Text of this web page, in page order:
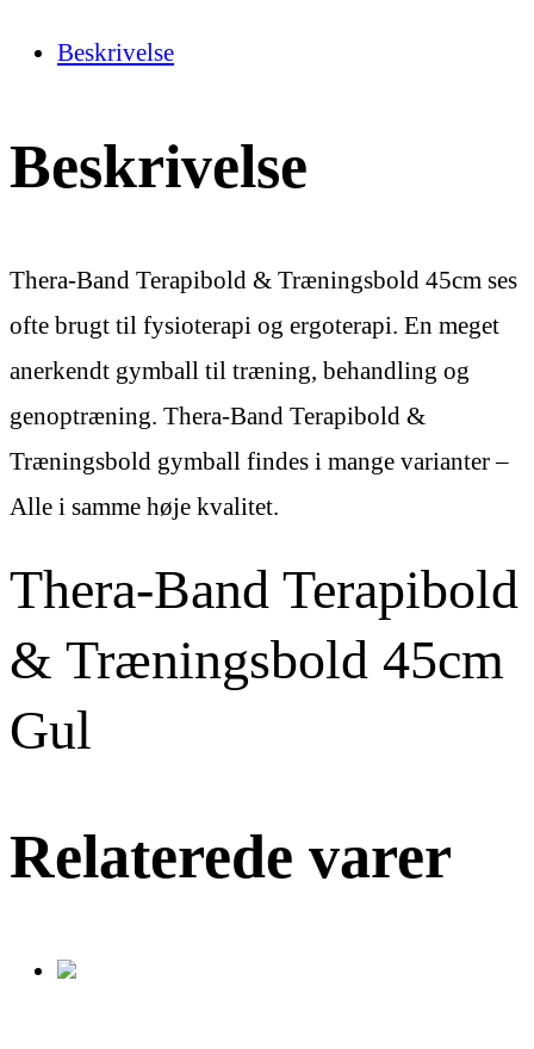
Beskrivelse
Beskrivelse
Thera-Band Terapibold & Træningsbold 45cm ses
ofte brugt til fysioterapi og ergoterapi. En meget
anerkendt gymball til træning, behandling og
genoptræning. Thera-Band Terapibold &
Træningsbold gymball findes i mange varianter –
Alle i samme høje kvalitet.
Thera-Band Terapibold
& Træningsbold 45cm
Gul
Relaterede varer